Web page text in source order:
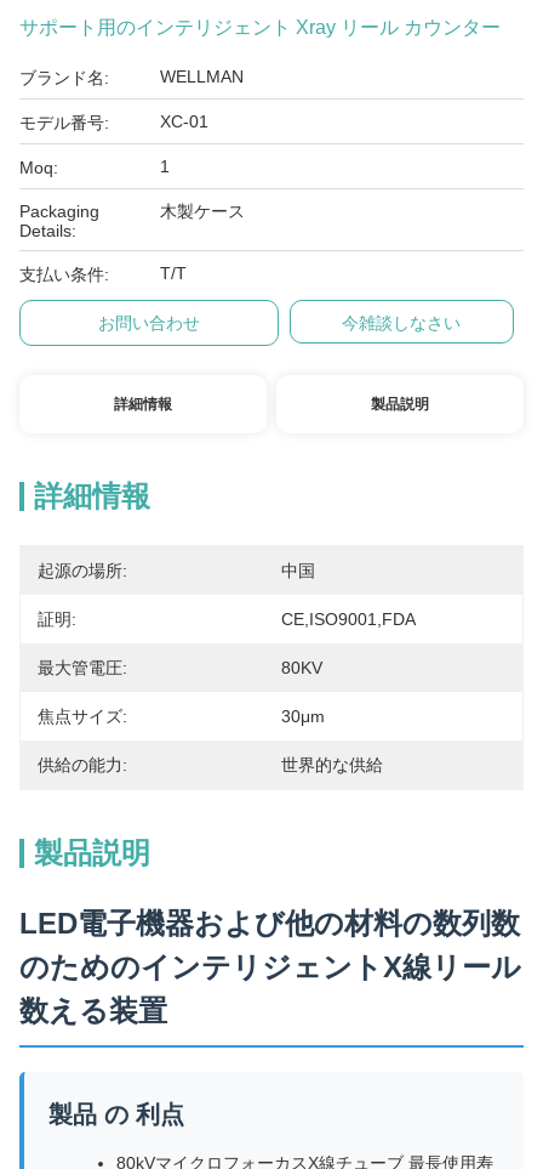
サポート用のインテリジェント Xray リール カウンター
ブランド名: WELLMAN
モデル番号: XC-01
Moq: 1
Packaging
Details:
木製ケース
支払い条件: T/T
お問い合わせ 今雑談しなさい
詳細情報 製品説明
詳細情報
起源の場所: 中国
証明: CE,ISO9001,FDA
最大管電圧: 80KV
焦点サイズ: 30μm
供給の能力: 世界的な供給
製品説明
LED電子機器および他の材料の数列数
のためのインテリジェントX線リール
数える装置
製品 の 利点
80kVマイクロフォーカスX線チューブ 最長使用寿